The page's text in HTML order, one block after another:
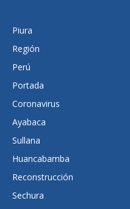
Piura
Región
Perú
Portada
Coronavirus
Ayabaca
Sullana
Huancabamba
Reconstrucción
Sechura